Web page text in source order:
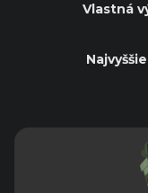
Vlastná